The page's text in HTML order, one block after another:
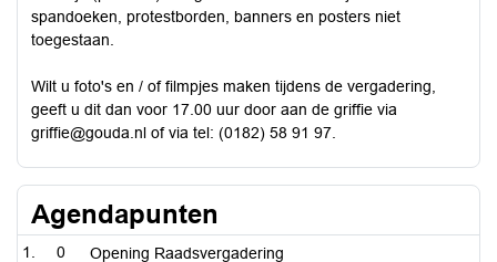
spandoeken, protestborden, banners en posters niet
toegestaan.
Wilt u foto's en / of filmpjes maken tijdens de vergadering,
geeft u dit dan voor 17.00 uur door aan de griffie via
griffie@gouda.nl of via tel: (0182) 58 91 97.
Agendapunten
0 Opening Raadsvergadering